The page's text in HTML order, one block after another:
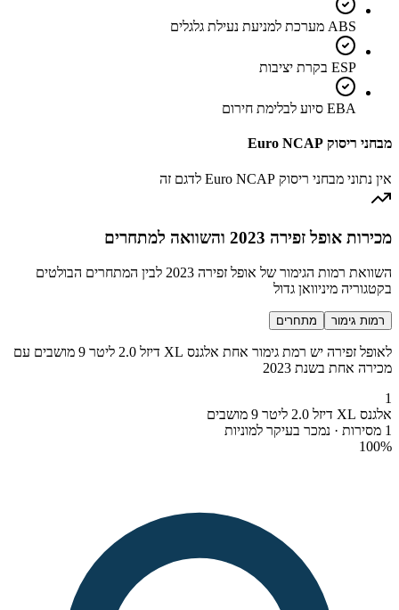
ABS מערכת למניעת נעילת גלגלים
ESP בקרת יציבות
EBA סיוע לבלימת חירום
מבחני ריסוק Euro NCAP
אין נתוני מבחני ריסוק Euro NCAP לדגם זה
מכירות אופל זפירה 2023 והשוואה למתחרים
השוואת רמות הגימור של אופל זפירה 2023 לבין המתחרים הבולטים
בקטגוריה מיניוואן גדול
רמות גימור מתחרים
לאופל זפירה יש רמת גימור אחת אלגנס XL דיזל 2.0 ליטר 9 מושבים עם
מכירה אחת בשנת 2023
1
אלגנס XL דיזל 2.0 ליטר 9 מושבים
1 מסירות · נמכר בעיקר למוניות
100%